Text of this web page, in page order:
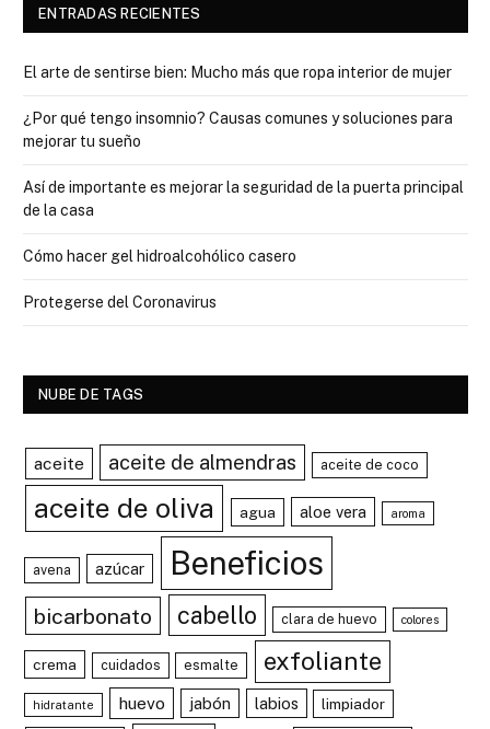
ENTRADAS RECIENTES
El arte de sentirse bien: Mucho más que ropa interior de mujer
¿Por qué tengo insomnio? Causas comunes y soluciones para
mejorar tu sueño
Así de importante es mejorar la seguridad de la puerta principal
de la casa
Cómo hacer gel hidroalcohólico casero
Protegerse del Coronavirus
NUBE DE TAGS
aceite aceite de almendras aceite de coco
aceite de oliva agua aloe vera aroma
avena azúcar Beneficios
bicarbonato cabello clara de huevo colores
crema cuidados esmalte exfoliante
hidratante huevo jabón labios limpiador